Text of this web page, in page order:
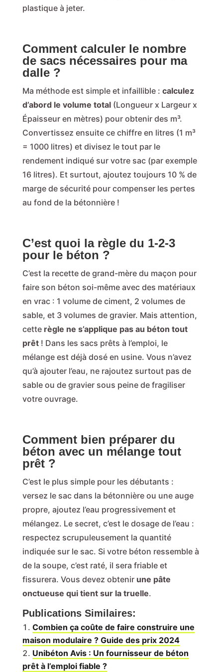
plastique à jeter.
Comment calculer le nombre
de sacs nécessaires pour ma
dalle ?
Ma méthode est simple et infaillible : calculez
d’abord le volume total(Longueur x Largeur x
Épaisseur en mètres) pour obtenir des m³.
Convertissez ensuite ce chiffre en litres (1 m³
= 1000 litres) et divisez le tout par le
rendement indiqué sur votre sac (par exemple
16 litres). Et surtout, ajoutez toujours 10 % de
marge de sécurité pour compenser les pertes
au fond de la bétonnière !
C’est quoi la règle du 1-2-3
pour le béton ?
C’est la recette de grand-mère du maçon pour
faire son béton soi-même avec des matériaux
en vrac : 1 volume de ciment, 2 volumes de
sable, et 3 volumes de gravier. Mais attention,
cette règle ne s’applique pas au béton tout
prêt! Dans les sacs prêts à l’emploi, le
mélange est déjà dosé en usine. Vous n’avez
qu’à ajouter l’eau, ne rajoutez surtout pas de
sable ou de gravier sous peine de fragiliser
votre ouvrage.
Comment bien préparer du
béton avec un mélange tout
prêt ?
C’est le plus simple pour les débutants :
versez le sac dans la bétonnière ou une auge
propre, ajoutez l’eau progressivement et
mélangez. Le secret, c’est le dosage de l’eau :
respectez scrupuleusement la quantité
indiquée sur le sac. Si votre béton ressemble à
de la soupe, c’est raté, il sera friable et
fissurera. Vous devez obtenir une pâte
onctueuse qui tient sur la truelle.
Publications Similaires:
Combien ça coûte de faire construire une
maison modulaire ? Guide des prix 2024
Unibéton Avis : Un fournisseur de béton
prêt à l’emploi fiable ?